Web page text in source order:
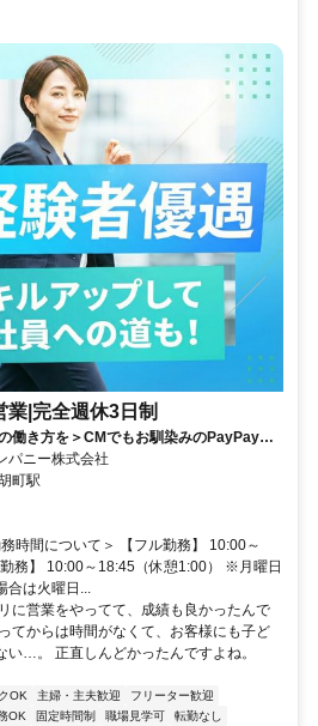
業|完全週休3日制
働き方を＞CMでもお馴染みのPayPayで
可能性あり／残業ほとんどなし！
パニー株式会社
町駅
時間について＞ 【フル勤務】 10:00～
務】 10:00～18:45（休憩1:00） ※月曜日
合は火曜日...
に営業をやってて、成績も良かったんで
てからは時間がなくて、お客様にも子ど
い…。 正直しんどかったんですよね。
OK 主婦・主夫歓迎
フリーター歓迎
OK 固定時間制 職場見学可
転勤なし